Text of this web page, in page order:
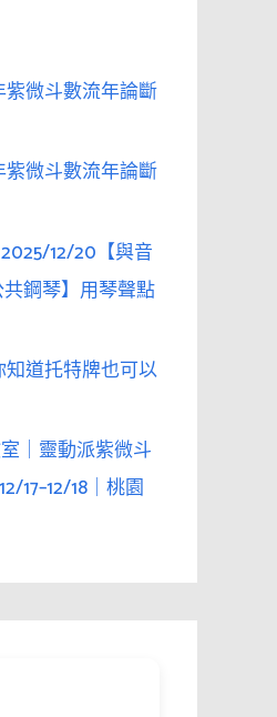
微斗數流年論斷
微斗數流年論斷
12/20【與音
鋼琴】用琴聲點
道托特牌也可以
｜靈動派紫微斗
17–12/18｜桃園